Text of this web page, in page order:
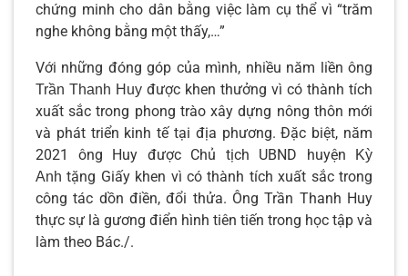
chứng minh cho dân bằng việc làm cụ thể vì “trăm
nghe không bằng một thấy,…”
Với những đóng góp của mình, nhiều năm liền ông
Trần Thanh Huy được khen thưởng vì có thành tích
xuất sắc trong phong trào xây dựng nông thôn mới
và phát triển kinh tế tại địa phương. Đặc biệt, năm
2021 ông Huy được Chủ tịch UBND huyện
Kỳ
Anhtặng Giấy khen vì có thành tích xuất sắc trong
công tác dồn điền, đổi thửa. Ông Trần Thanh Huy
thực sự là gương điển hình tiên tiến trong học tập và
làm theo Bác./.